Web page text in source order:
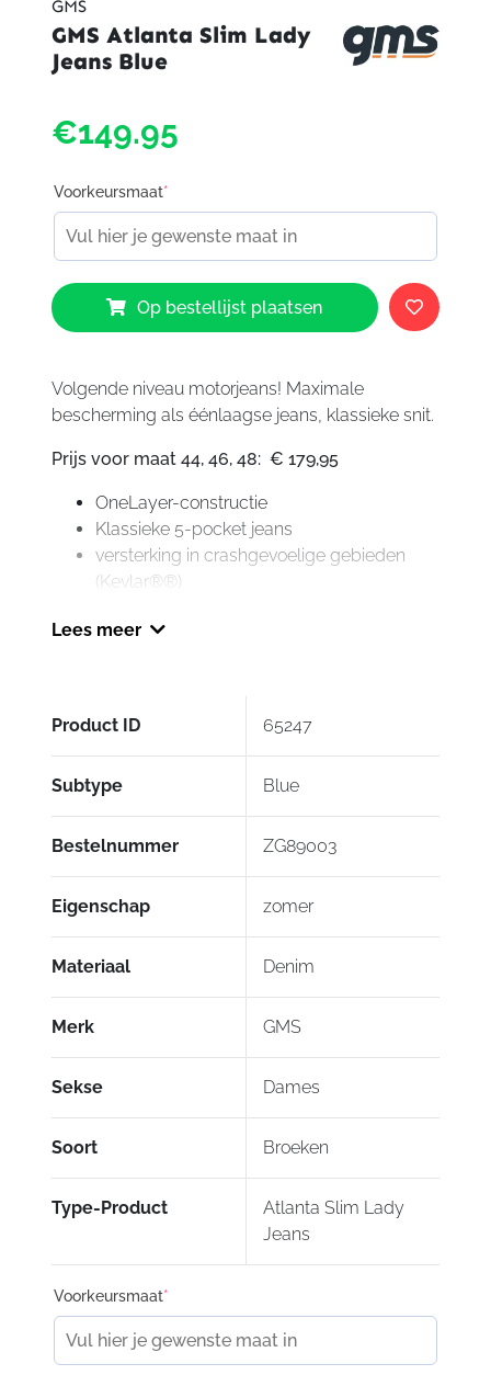
GMS
GMS Atlanta Slim Lady
Jeans Blue
€149.95
Voorkeursmaat*
GMS
Atlanta
Slim
Jeans
Blue
Op bestellijst plaatsen
Volgende niveau motorjeans! Maximale
bescherming als éénlaagse jeans, klassieke snit.
Prijs voor maat 44, 46, 48: € 179,95
OneLayer-constructie
Klassieke 5-pocket jeans
versterking in crashgevoelige gebieden
(Kevlar®®)
heupbeschermers en hoogteverstelbare
verkrijgbaar in drie verschillende lengtes
(herenversie: ZG84003, pagina 104)
ontwerp getest volgens EN17092-2:2020
(AAA)
Kevlar®® en DuPont™ zijn handelsmerken
of geregistreerde handelsmerken van E.I.
du Pont de Nemours and Company
Outer material: 60% cotton, 30% polyester, 8%
polyamide, 2% lycra
Inner material: 100% cotton
Lees meer
Product ID 65247
Subtype Blue
Bestelnummer ZG89003
Eigenschap zomer
Materiaal Denim
Merk GMS
Sekse Dames
Soort Broeken
Type-Product
Atlanta Slim Lady
Jeans
Voorkeursmaat*